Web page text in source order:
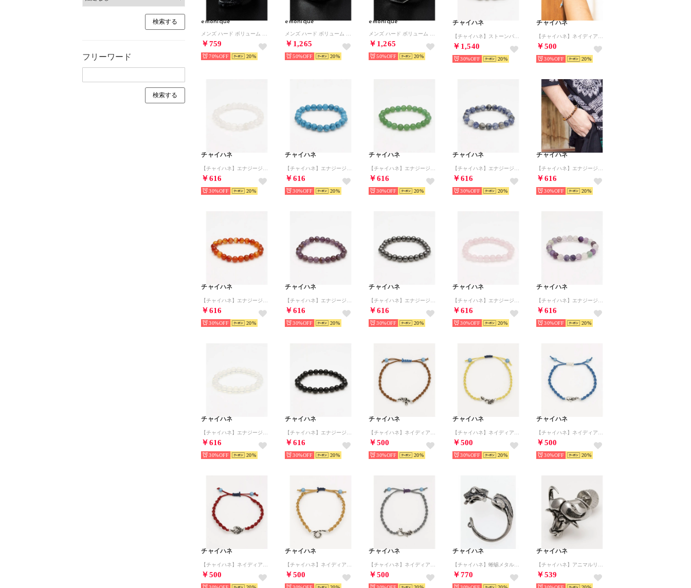
フリーワード
emonique
￥759
70% 20
emonique
￥1,265
50% 20
emonique
￥1,265
50% 20
チャイハネ
￥1,540
30% 20
チャイハネ
￥500
30% 20
チャイハネ
￥616
30% 20
チャイハネ
￥616
30% 20
チャイハネ
￥616
30% 20
チャイハネ
￥616
30% 20
チャイハネ
￥616
30% 20
チャイハネ
￥616
30% 20
チャイハネ
￥616
30% 20
チャイハネ
￥616
30% 20
チャイハネ
￥616
30% 20
チャイハネ
￥616
30% 20
チャイハネ
￥616
30% 20
チャイハネ
￥616
30% 20
チャイハネ
￥500
30% 20
チャイハネ
￥500
30% 20
チャイハネ
￥500
30% 20
チャイハネ
￥500
チャイハネ
￥500
チャイハネ
￥500
チャイハネ
￥770
チャイハネ
￥539